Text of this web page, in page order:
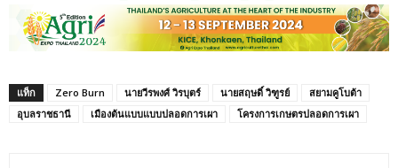
แท็ก Zero Burn นายวีรพงศ์ วิรบุตร์ นายสฤษดิ์ วิฑูรย์
สยามคูโบต้า
อุบลราชธานี
เมืองต้นแบบแบบปลอดการเผา โครงการเกษตรปลอดการเผา